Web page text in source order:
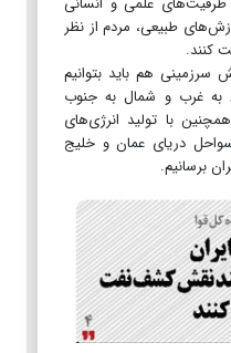
طبیعی، مردم از نظر
کنند.
سرزمینی هم باید بتوانیم
به غرب و شمال به جنوب
با تولید انرژی‌های
دریای عمان و خلیج
برسانیم.